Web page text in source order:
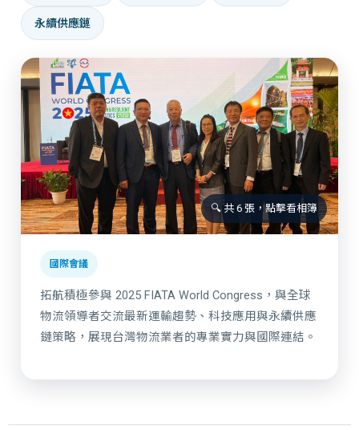
永續供應鏈
🔍 共 6 張，點擊看相簿
國際會議
拓航積極參與 2025 FIATA World Congress，與全球
物流領導者交流最新運輸趨勢、科技應用與永續供應
鏈策略，展現台灣物流業者的專業實力與國際連結。